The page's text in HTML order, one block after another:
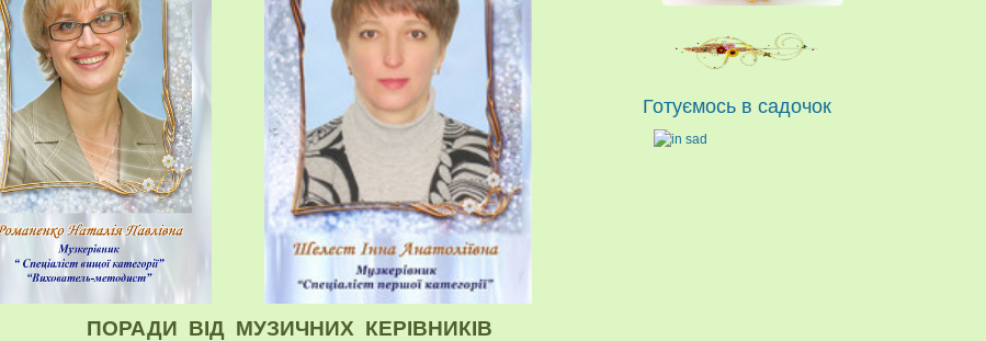
ПОРАДИ ВІД МУЗИЧНИХ КЕРІВНИКІВ
Готуємось в садочок